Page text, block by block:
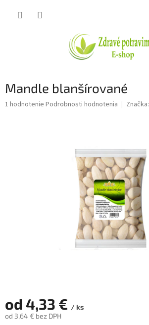
Mandle blanšírované
Priemerné
1 hodnotenie Podrobnosti hodnotenia Značka:
od 4,33 € / ks
od 3,64 € bez DPH